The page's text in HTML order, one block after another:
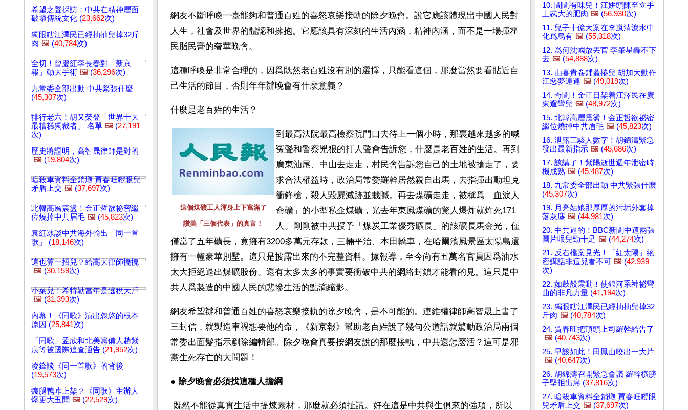
希望之聲採訪：中共在精神層面
破壞傳統文化 (23,662次)
獨眼瞎江澤民已經抽抽兒掉32斤
肉 🖼️ (40,784次)
全切！曾慶紅李長春對「新京
報」動大手術 🖼️ (36,296次)
九常委全部出動 中共緊張什麼
(45,307次)
排行老六！胡又榮登「世界十大
最糟糕獨裁者」 名單 🖼️ (27,191
次)
歷史將證明，高智晟律師是對的
🖼️ (19,804次)
暗殺車資料全銷燬 賈春旺瞪眼兒
矛盾上交 🖼️ (37,697次)
北韓高層震盪！金正哲欲祕密繼
位燒掉中共眉毛 🖼️ (45,823次)
袁紅冰談中共海外輸出「同一首
歌」 (18,146次)
這也算一招兒？給高大律師撓撓
🖼️ (30,159次)
小菜兒！希特勒當年是逃稅大戶
🖼️ (31,393次)
內幕！《同歌》演出忽悠的根本
原因 (25,841次)
「同歌」孟欣和北美籌備人趙紫
宸等被國際追查通告 (21,952次)
凌鋒談《同一首歌》的背後
(19,573次)
瘸腿鴨咋上架？《同歌》主辦人
爆更大丑聞 🖼️ (22,529次)
網友不斷呼喚一臺能夠和普通百姓的喜怒哀樂接軌的除夕晚會。說它應該體現出中國人民對
人生，社會及世界的體認和擁抱。它應該具有深刻的生活內涵，精神內涵，而不是一場揮霍
民脂民膏的奢華晚會。
這種呼喚是非常合理的，因爲既然老百姓沒有別的選擇，只能看這個，那麼當然要看貼近自
己生活的節目，否則年年辦晚會有什麼意義？
什麼是老百姓的生活？
這個煤礦工人渾身上下寫滿了
讚美「三個代表」的真言！
到最高法院最高檢察院門口去待上一個小時，那裏越來越多的喊
冤聲和警察兇狠的打人聲會告訴您，什麼是老百姓的生活。再到
廣東汕尾、中山去走走，村民會告訴您自己的土地被搶走了，要
求合法權益時，政治局常委羅幹居然親自出馬，去指揮出動坦克
衝鋒槍，殺人毀屍滅跡並栽贓。再去煤礦走走，被稱爲「血淚人
命礦」的小型私企煤礦，光去年東風煤礦的驚人爆炸就炸死171
人。剛剛被中共授予「煤炭工業優秀礦長」的該礦長馬金光，僅
僅當了五年礦長，竟擁有3200多萬元存款，三輛平治、本田轎車，在哈爾濱風景區太陽島還
擁有一幢豪華別墅。這只是披露出來的不完整資料。據報導，至今尚有五萬名官員因爲油水
太大拒絕退出煤礦股份。還有太多太多的事實要衝破中共的網絡封鎖才能看的見。這只是中
共人爲製造的中國人民的悲慘生活的點滴縮影。
網友希望辦和普通百姓的喜怒哀樂接軌的除夕晚會，是不可能的。連維權律師高智晟上書了
三封信，就製造車禍想要他的命，《新京報》幫助老百姓說了幾句公道話就驚動政治局兩個
常委出面髮指示剷除編輯部。除夕晚會真要按網友說的那麼接軌，中共還怎麼活？這可是邪
黨生死存亡的大問題！
● 除夕晚會必須找這種人擔綱
10. 聞聞有味兒！江姘頭陳至立手
上忒大的肥肉 🖼️ (56,930次)
11. 兒子十億大案在李嵐清淚水中
化爲烏有 🖼️ (55,318次)
12. 爲何沈國放丟官 李肇星轟不下
去 🖼️ (54,888次)
13. 由喜貴卷鋪蓋捲兒 胡加大動作
江惡夢連連 🖼️ (49,019次)
14. 奇聞！金正日架着江澤民在廣
東遛彎兒 🖼️ (48,972次)
15. 北韓高層震盪！金正哲欲祕密
繼位燒掉中共眉毛 🖼️ (45,823次)
16. 泄露三駭人數字！胡錦濤緊急
發出最新指示 🖼️ (45,686次)
17. 該講了！紫陽逝世週年泄密時
機成熟 🖼️ (45,487次)
18. 九常委全部出動 中共緊張什麼
(45,307次)
19. 月亮姑娘那厚厚的污垢外套掉
落灰塵 🖼️ (44,981次)
20. 中共逼的！BBC新聞中這兩張
圖片哏兒勁十足 🖼️ (44,274次)
21. 反右檔案見光！「紅太陽」絕
密講話非這兒看不可 🖼️ (42,939
次)
22. 如鼓般震動！使銀河系神祕彎
曲的非凡力量 (41,194次)
23. 獨眼瞎江澤民已經抽抽兒掉32
斤肉 🖼️ (40,784次)
24. 賈春旺把頂頭上司羅幹給告了
🖼️ (40,743次)
25. 早該如此！田鳳山咬出一大片
🖼️ (40,647次)
26. 胡錦濤召開緊急會議 羅幹橫膀
子堅拒出席 (37,816次)
27. 暗殺車資料全銷燬 賈春旺瞪眼
兒矛盾上交 🖼️ (37,697次)